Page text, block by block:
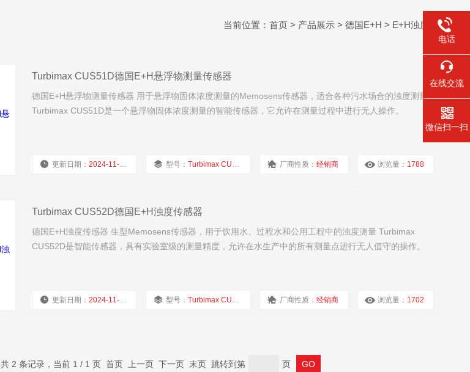
当前位置： 首页 > 产品展示 > 德国E+H > E+H浊度传感器
Turbimax CUS51D德国E+H悬浮物测量传感器
德国E+H悬浮物测量传感器 用于悬浮物固体浓度测量的Memosens传感器，适合各种污水场合的浊度测量
Turbimax CUS51D是一个悬浮物固体浓度测量的智能传感器，它允许在测量过程中进行无人操作。
更新日期：2024-11-24 型号：Turbimax CUS51D 厂商性质：经销商 浏览量： 1788
Turbimax CUS52D德国E+H浊度传感器
德国E+H浊度传感器 生型Memosens传感器，用于饮用水、过程水和公用工程中的浊度测量 Turbimax
CUS52D是智能传感器，具有实验室级的测量精度，允许在水生产中的所有测量点进行无人值守的操作。
更新日期：2024-11-24 型号：Turbimax CUS52D 厂商性质：经销商 浏览量： 1702
共 2 条记录，当前 1 / 1 页 首页 上一页 下一页 末页 跳转到第 页
电话
在线交流
微信扫一扫